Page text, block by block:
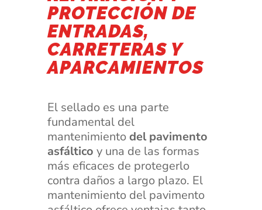
PROTECCIÓN DE
ENTRADAS,
CARRETERAS Y
APARCAMIENTOS
El sellado es una parte
fundamental del
mantenimientodel pavimento
asfáltico y una de las formas
más eficaces de protegerlo
contra daños a largo plazo. El
mantenimiento del pavimento